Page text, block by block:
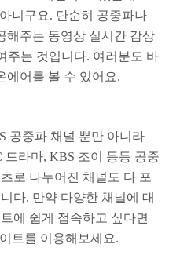
니구요. 단순히 공중파나
해주는 동영상 실시간 감상
주는 것입니다. 여러분도 바
에어를 볼 수 있어요.
공중파 채널 뿐만 아니라
드라마, KBS 조이 등등 공중
로 나누어진 채널도 다 포
다. 만약 다양한 채널에 대
에 쉽게 접속하고 싶다면
트를 이용해보세요.